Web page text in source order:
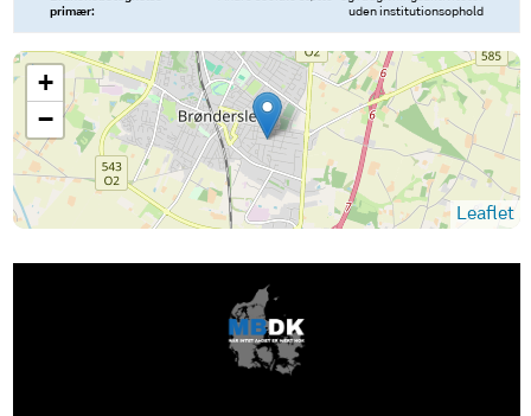
primær:
uden institutionsophold
+
−
Leaflet